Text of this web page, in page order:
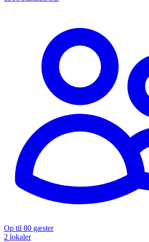
Op til 80 gæster
2 lokaler